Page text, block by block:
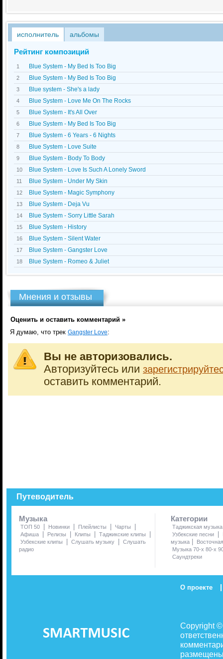
исполнитель альбомы
Рейтинг композиций
1 Blue System - My Bed Is Too Big
2 Blue System - My Bed Is Too Big
3 Blue system - She's a lady
4 Blue System - Love Me On The Rocks
5 Blue System - It's All Over
6 Blue System - My Bed Is Too Big
7 Blue System - 6 Years - 6 Nights
8 Blue System - Love Suite
9 Blue System - Body To Body
10 Blue System - Love Is Such A Lonely Sword
11 Blue System - Under My Skin
12 Blue System - Magic Symphony
13 Blue System - Dejа Vu
14 Blue System - Sorry Little Sarah
15 Blue System - History
16 Blue System - Silent Water
17 Blue System - Gangster Love
18 Blue System - Romeo & Juliet
Мнения и отзывы
Оценить и оставить комментарий »
Я думаю, что трек Gangster Love:
Вы не авторизовались.
Авторизуйтесь или
оставить комментарий.
Путеводитель
Музыка
ТОП 50 | Новинки | Плейлисты | Чарты |
Афиша | Релизы | Клипы | Таджикские клипы |
Узбекские клипы | Слушать музыку | Слушать
радио
Категории
Таджикская музыка
Узбекские песни
|
музыка |
Музыка 70-х 80-х
Саундтреки
О проекте |
Copyright
размещены